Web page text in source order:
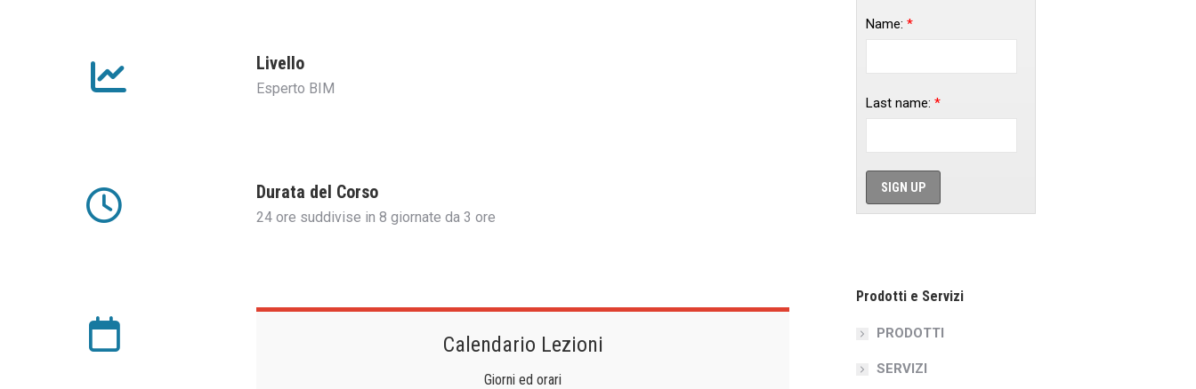
Livello
Esperto BIM
Durata del Corso
24 ore suddivise in 8 giornate da 3 ore
Calendario Lezioni
Giorni ed orari
Name: *
Last name: *
Prodotti e Servizi
PRODOTTI
SERVIZI